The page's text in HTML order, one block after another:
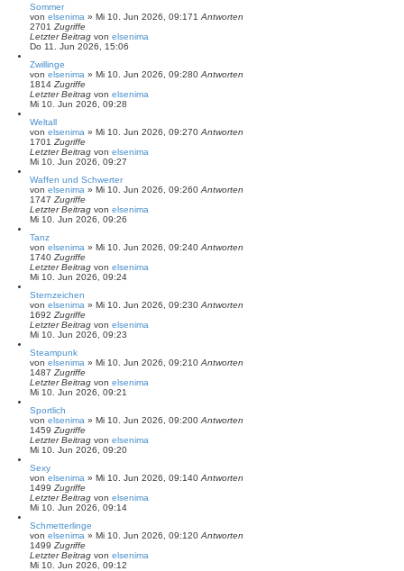
S
c
h
Sommer
von elsenima » Mi 10. Jun 2026, 09:171 Antworten
2701 Zugriffe
Letzter Beitrag von elsenima
Do 11. Jun 2026, 15:06
Zwillinge
von elsenima » Mi 10. Jun 2026, 09:280 Antworten
1814 Zugriffe
Letzter Beitrag von elsenima
Mi 10. Jun 2026, 09:28
Weltall
von elsenima » Mi 10. Jun 2026, 09:270 Antworten
1701 Zugriffe
Letzter Beitrag von elsenima
Mi 10. Jun 2026, 09:27
Waffen und Schwerter
von elsenima » Mi 10. Jun 2026, 09:260 Antworten
1747 Zugriffe
Letzter Beitrag von elsenima
Mi 10. Jun 2026, 09:26
Tanz
von elsenima » Mi 10. Jun 2026, 09:240 Antworten
1740 Zugriffe
Letzter Beitrag von elsenima
Mi 10. Jun 2026, 09:24
Sternzeichen
von elsenima » Mi 10. Jun 2026, 09:230 Antworten
1692 Zugriffe
Letzter Beitrag von elsenima
Mi 10. Jun 2026, 09:23
Steampunk
von elsenima » Mi 10. Jun 2026, 09:210 Antworten
1487 Zugriffe
Letzter Beitrag von elsenima
Mi 10. Jun 2026, 09:21
Sportlich
von elsenima » Mi 10. Jun 2026, 09:200 Antworten
1459 Zugriffe
Letzter Beitrag von elsenima
Mi 10. Jun 2026, 09:20
Sexy
von elsenima » Mi 10. Jun 2026, 09:140 Antworten
1499 Zugriffe
Letzter Beitrag von elsenima
Mi 10. Jun 2026, 09:14
Schmetterlinge
von elsenima » Mi 10. Jun 2026, 09:120 Antworten
1499 Zugriffe
Letzter Beitrag von elsenima
Mi 10. Jun 2026, 09:12